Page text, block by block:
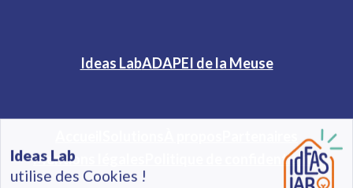
Ideas LabADAPEI de la Meuse
Mentions légales
Politique de confidentialité
Ideas Lab
utilise des Cookies !